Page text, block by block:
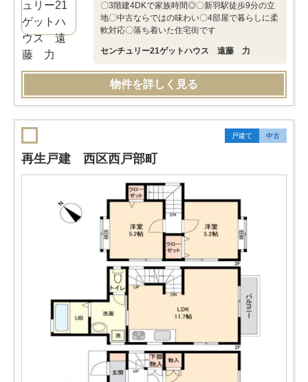
〇3階建4DKで家族時間◎〇新羽駅徒歩9分の立
地〇中古ならではの味わい〇4部屋で暮らしに柔
軟対応〇落ち着いた住宅街です
センチュリー21ゲットハウス 遠藤 力
物件を詳しく見る
戸建て 中古
再生戸建 西区西戸部町